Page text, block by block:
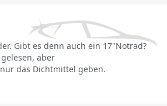
Gibt es denn auch ein 17"Notrad?
aber
das Dichtmittel geben.